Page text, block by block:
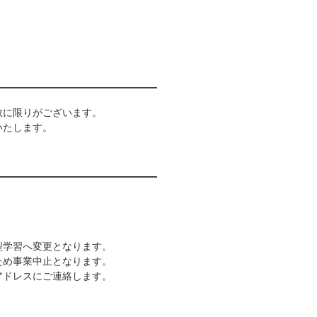
限りがございます。
します。
習へ変更となります。
事業中止となります。
レスにご連絡します。